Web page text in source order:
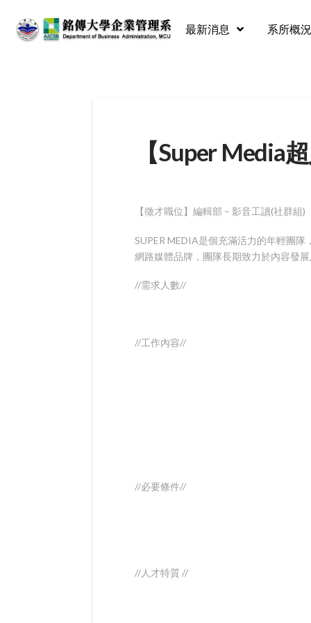
最新消息 系所概況
【Super Media
【徵才職位】編輯部 – 影音工讀(社群組)
SUPER MEDIA是個充滿活力的年輕團
網路媒體品牌，團隊長期致力於內容發展
//需求人數//
//工作內容//
//必要條件//
//人才特質 //